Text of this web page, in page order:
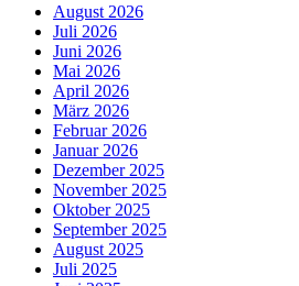
August 2026
Juli 2026
Juni 2026
Mai 2026
April 2026
März 2026
Februar 2026
Januar 2026
Dezember 2025
November 2025
Oktober 2025
September 2025
August 2025
Juli 2025